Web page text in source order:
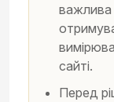
важлива
сайті.
Перед